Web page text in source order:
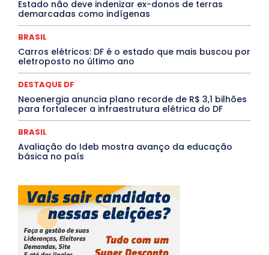
Santa Catarina São Paulo SARAMPO
Saúde Agora
SEGURANÇA
TÁ FROID?
TEATRO TECNOLOGIA
TIC TAC
Mais
Estado não deve indenizar ex-donos de terras
demarcadas como indígenas
BRASIL
Carros elétricos: DF é o estado que mais buscou por
eletroposto no último ano
DESTAQUE DF
Neoenergia anuncia plano recorde de R$ 3,1 bilhões
para fortalecer a infraestrutura elétrica do DF
BRASIL
Avaliação do Ideb mostra avanço da educação
básica no país